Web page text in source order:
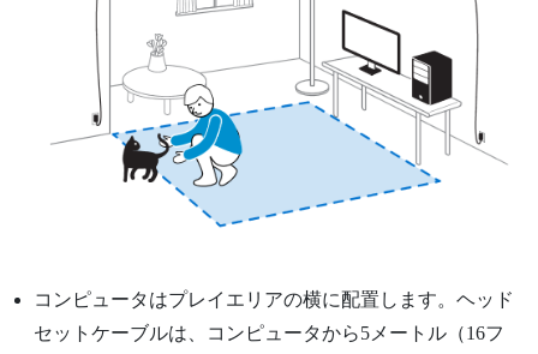
コンピュータはプレイエリアの横に配置します。ヘッド
セットケーブルは、コンピュータから5メートル（16フ